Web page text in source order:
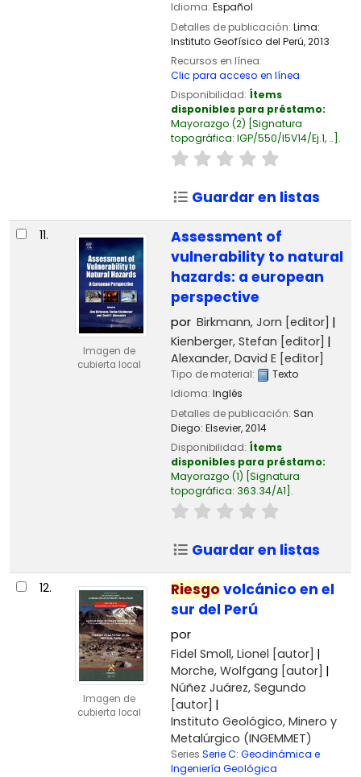
Idioma: Español
Detalles de publicación: Lima:
Instituto Geofísico del Perú,2013
Recursos en línea:
Clic para acceso en línea
Disponibilidad: Ítems
disponibles para préstamo:
Mayorazgo (2) Signatura
topográfica: IGP/550/I5V14/Ej.1, .. .
Guardar en listas
11.
Imagen de
cubierta local
Assessment of
vulnerability to natural
hazards: a european
perspective
por Birkmann, Jorn [editor]
Kienberger, Stefan [editor]
Alexander, David E[editor]
Tipo de material:
Texto
Idioma: Inglés
Detalles de publicación: San
Diego: Elsevier,2014
Disponibilidad: Ítems
disponibles para préstamo:
Mayorazgo (1) Signatura
topográfica: 363.34/A1 .
Guardar en listas
12.
Imagen de
cubierta local
Riesgo volcánico en el
sur del Perú
por
Fidel Smoll, Lionel [autor]
Morche, Wolfgang [autor]
Núñez Juárez, Segundo
[autor]
Instituto Geológico, Minero y
Metalúrgico (INGEMMET)
Series Serie C: Geodinámica e
Ingeniería Geológica